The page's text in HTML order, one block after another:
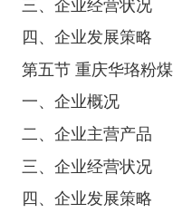
三、企业经营状况
四、企业发展策略
第五节 重庆华珞粉
一、企业概况
二、企业主营产品
三、企业经营状况
四、企业发展策略